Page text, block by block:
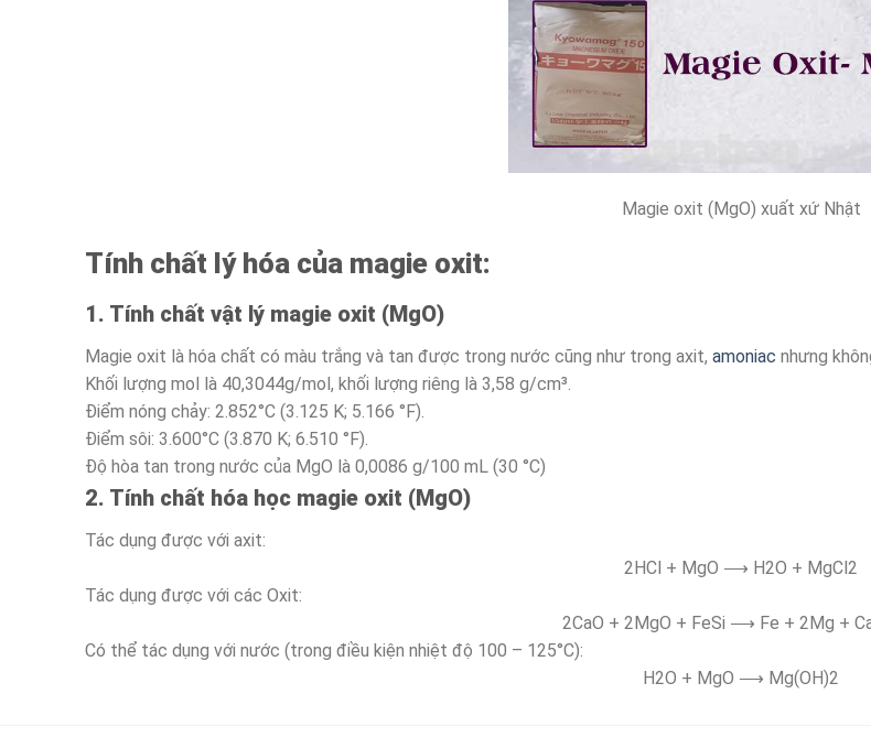
Magie oxit (MgO) xuất xứ Nhật
Tính chất lý hóa của magie oxit:
1. Tính chất vật lý magie oxit (MgO)
Magie oxit là hóa chất có màu trắng và tan được trong nước cũng như trong axit, amoniac nhưng
Khối lượng mol là 40,3044g/mol, khối lượng riêng là 3,58 g/cm³.
Điểm nóng chảy: 2.852°C (3.125 K; 5.166 °F).
Điểm sôi: 3.600°C (3.870 K; 6.510 °F).
Độ hòa tan trong nước của MgO là 0,0086 g/100 mL (30 °C)
2. Tính chất hóa học magie oxit (MgO)
Tác dụng được với axit:
2HCl + MgO ⟶ H2O + MgCl2
Tác dụng được với các Oxit:
2CaO + 2MgO + FeSi ⟶ Fe + 2Mg +
Có thể tác dụng với nước (trong điều kiện nhiệt độ 100 – 125°C):
H2O + MgO ⟶ Mg(OH)2